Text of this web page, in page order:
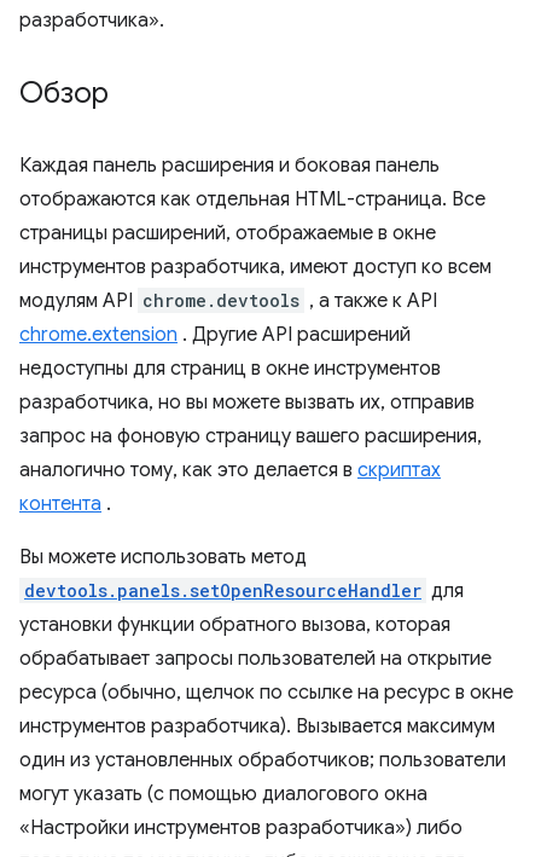
разработчика».
Обзор
Каждая панель расширения и боковая панель
отображаются как отдельная HTML-страница. Все
страницы расширений, отображаемые в окне
инструментов разработчика, имеют доступ ко всем
модулям API chrome.devtools , а также к API
chrome.extension . Другие API расширений
недоступны для страниц в окне инструментов
разработчика, но вы можете вызвать их, отправив
запрос на фоновую страницу вашего расширения,
аналогично тому, как это делается в скриптах
контента .
Вы можете использовать метод
devtools.panels.setOpenResourceHandler для
установки функции обратного вызова, которая
обрабатывает запросы пользователей на открытие
ресурса (обычно, щелчок по ссылке на ресурс в окне
инструментов разработчика). Вызывается максимум
один из установленных обработчиков; пользователи
могут указать (с помощью диалогового окна
«Настройки инструментов разработчика») либо